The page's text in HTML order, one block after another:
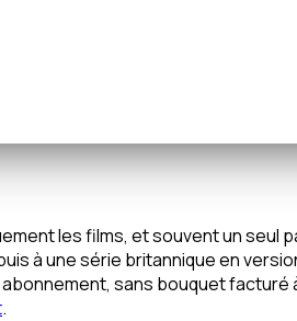
les films, et souvent un seul
à une série britannique en
sans bouquet facturé
.